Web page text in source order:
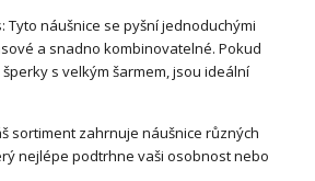
Tyto náušnice se pyšní jednoduchými
a snadno kombinovatelné. Pokud
s velkým šarmem, jsou ideální
sortiment zahrnuje náušnice různých
nejlépe podtrhne vaši osobnost nebo